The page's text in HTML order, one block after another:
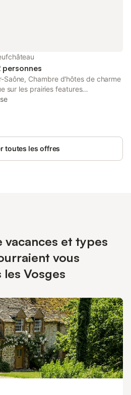
personnes
Chambre d'hôtes de charme
sur les prairies features
pool. Set 46 km from Epinal
a garden and free private
toutes les offres
vacances et types
vous
Vosges